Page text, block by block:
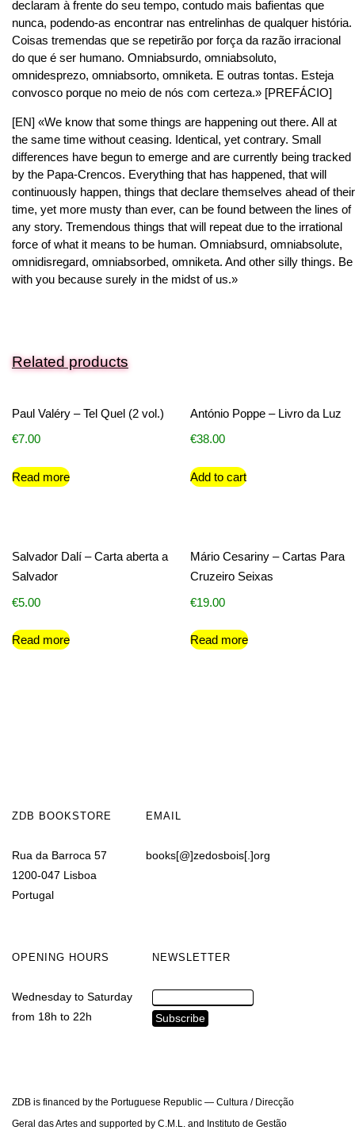
declaram à frente do seu tempo, contudo mais bafientas que
nunca, podendo-as encontrar nas entrelinhas de qualquer história.
Coisas tremendas que se repetirão por força da razão irracional
do que é ser humano. Omniabsurdo, omniabsoluto,
omnidesprezo, omniabsorto, omniketa. E outras tontas. Esteja
convosco porque no meio de nós com certeza.» [PREFÁCIO]
[EN] «We know that some things are happening out there. All at
the same time without ceasing. Identical, yet contrary. Small
differences have begun to emerge and are currently being tracked
by the Papa-Crencos. Everything that has happened, that will
continuously happen, things that declare themselves ahead of their
time, yet more musty than ever, can be found between the lines of
any story. Tremendous things that will repeat due to the irrational
force of what it means to be human. Omniabsurd, omniabsolute,
omnidisregard, omniabsorbed, omniketa. And other silly things. Be
with you because surely in the midst of us.»
Related products
Paul Valéry – Tel Quel (2 vol.)
€7.00
Read more
António Poppe – Livro da Luz
€38.00
Add to cart
Salvador Dalí – Carta aberta a
Salvador
€5.00
Read more
Mário Cesariny – Cartas Para
Cruzeiro Seixas
€19.00
Read more
ZDB BOOKSTORE
Rua da Barroca 57
1200-047 Lisboa
Portugal
EMAIL
books[@]zedosbois[.]org
OPENING HOURS
Wednesday to Saturday
from 18h to 22h
NEWSLETTER
ZDB is financed by the Portuguese Republic — Cultura / Direcção
Geral das Artes and supported by C.M.L. and Instituto de Gestão